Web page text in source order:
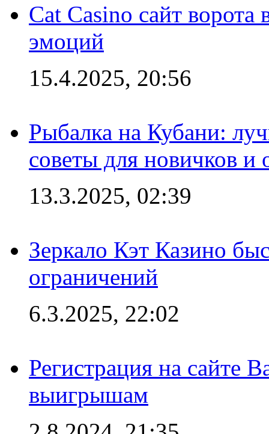
Cat Casino сайт
эмоций
15.4.2025, 20:56
Рыбалка на Кубани:
советы для новичков
13.3.2025, 02:39
Зеркало Кэт Казино
ограничений
6.3.2025, 22:02
Регистрация на сайте
выигрышам